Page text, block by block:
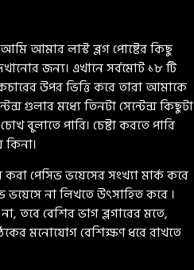
আমার লাস্ট ব্লগ পোষ্টের কিছু
জন্য। এখানে সর্বমোট ১৮ টি
উপর ভিত্তি করে তারা আমাকে
গুলার মধ্যে তিনটা সেন্টেন্স কিছুটা
বুলাতে পারি। চেষ্টা করতে পারি
পেসিভ ভয়েসের সংখ্যা মার্ক করে
ভয়েসে না লিখতে উৎসাহিত করে ।
তবে বেশির ভাগ ব্লগারের মতে,
মনোযোগ বেশিক্ষণ ধরে রাখতে